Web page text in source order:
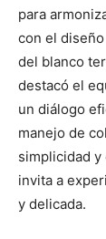
para
con el
del blanco
destacó el
un diálogo
manejo de
simplicidad y
invita a
y delicada.